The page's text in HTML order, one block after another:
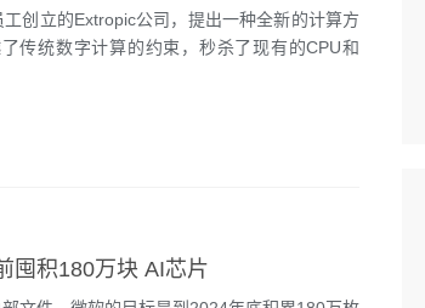
创立的Extropic公司，提出一种全新的计算方
统数字计算的约束，秒杀了现有的CPU和
囤积180万块 AI芯片